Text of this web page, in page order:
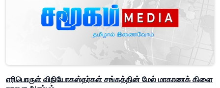
எரிபொருள் விநியோகஸ்தர்கள் சங்கத்தின் மேல் மாகாணக் கிளை